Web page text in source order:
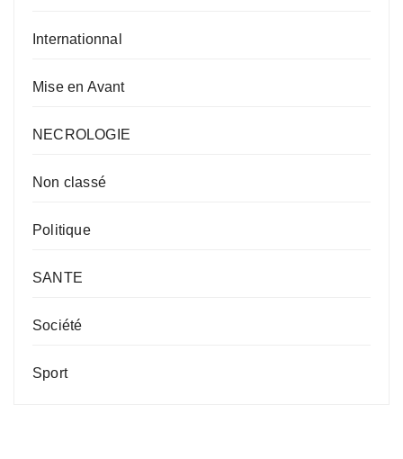
Internationnal
Mise en Avant
NECROLOGIE
Non classé
Politique
SANTE
Société
Sport